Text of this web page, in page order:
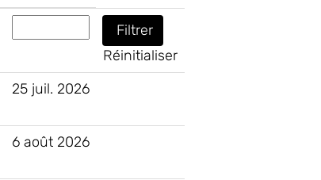
Réinitialiser
25 juil. 2026
6 août 2026